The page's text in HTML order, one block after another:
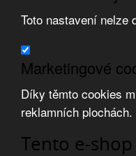
Toto nastavení nelze
Marketingové
Díky těmto cookies
reklamních plochách.
Tento e-
Zvolte měnu:
Přihlásit uživatele